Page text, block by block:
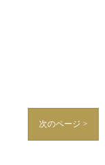
次のページ >